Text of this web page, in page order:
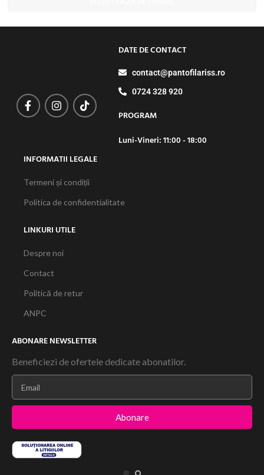
DATE DE CONTACT
contact@pantofilariss.ro
0724 328 920
PROGRAM
Luni-Vineri: 11:00 - 18:00
INFORMATII LEGALE
Termeni și condiții
Politica de confidentialitate
LINKURI UTILE
Despre noi
Contact
Politică de retur
ANPC
ABONARE NEWSLETTER
Beneficiezi de ofertele dedicate abonatilor.
Abonare